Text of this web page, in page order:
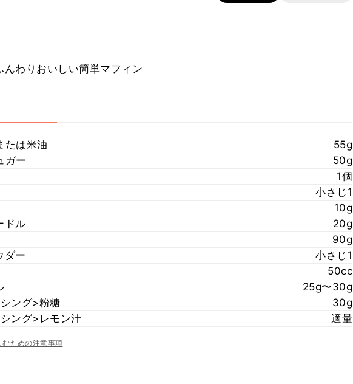
んわりおいしい簡単マフィン
たは米油
55g
ガー
50g
1個
小さじ1
10g
ドル
20g
90g
ダー
小さじ1
50cc
25g〜30g
ング>粉糖
30g
ング>レモン汁
適量
ための注意事項